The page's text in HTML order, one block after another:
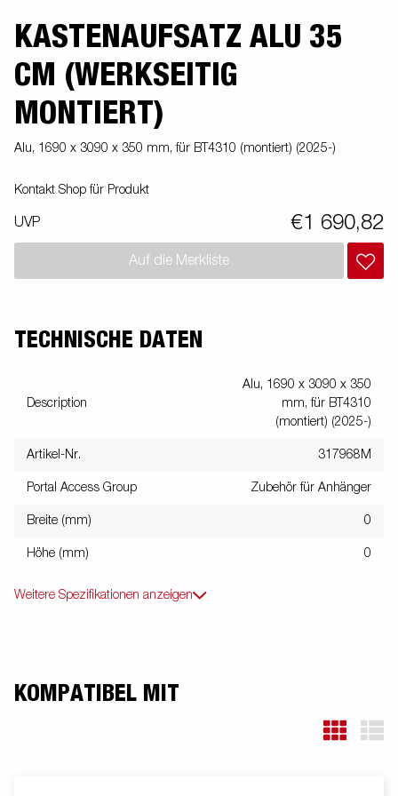
KASTENAUFSATZ ALU 35
CM (WERKSEITIG
MONTIERT)
Alu, 1690 x 3090 x 350 mm, für BT4310 (montiert) (2025-)
Kontakt Shop für Produkt
UVP €1 690,82
Auf die Merkliste
TECHNISCHE DATEN
Description
Alu, 1690 x 3090 x 350
mm, für BT4310
(montiert) (2025-)
Artikel-Nr. 317968M
Portal Access Group Zubehör für Anhänger
Breite (mm) 0
Höhe (mm) 0
Weitere Spezifikationen anzeigen
KOMPATIBEL MIT